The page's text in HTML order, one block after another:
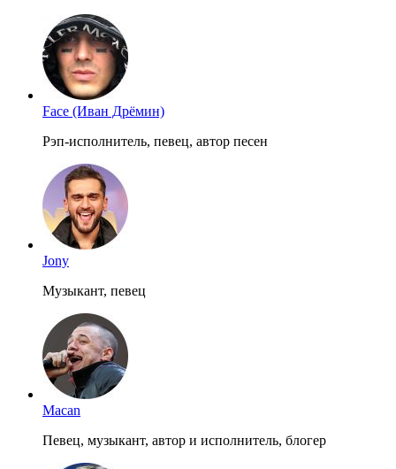
Face (Иван Дрёмин)
Рэп-исполнитель, певец, автор песен
Jony
Музыкант, певец
Macan
Певец, музыкант, автор и исполнитель, блогер